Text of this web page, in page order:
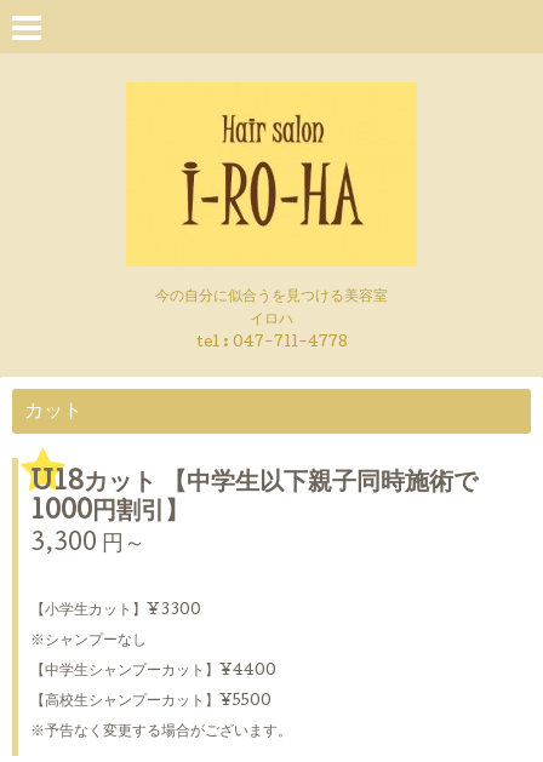
今の自分に似合うを見つける美容室
イロハ
tel : 047-711-4778
カット
U18カット 【中学生以下親子同時施術で
1000円割引】
3,300 円～
【小学生カット】¥3300
※シャンプーなし
【中学生シャンプーカット】¥4400
【高校生シャンプーカット】¥5500
※予告なく変更する場合がございます。